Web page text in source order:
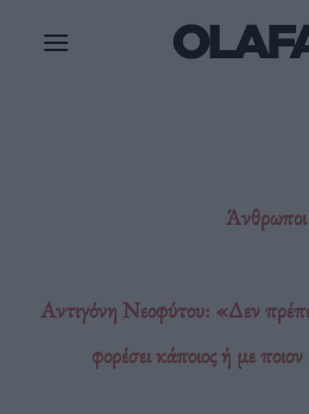
Άνθρωποι
Αντιγόνη Νεοφύτου: «Δεν
φορέσει κάποιος ή με